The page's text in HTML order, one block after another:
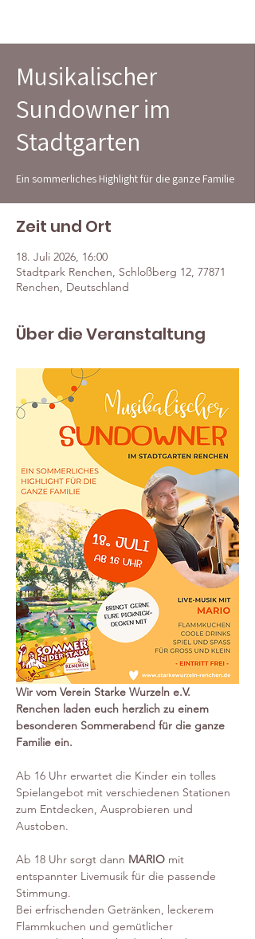
Musikalischer
Sundowner im
Stadtgarten
Ein sommerliches Highlight für die ganze Familie
Zeit und Ort
18. Juli 2026, 16:00
Stadtpark Renchen, Schloßberg 12, 77871
Renchen, Deutschland
Über die Veranstaltung
Wir vom Verein Starke Wurzeln e.V.
Renchen laden euch herzlich zu einem
besonderen Sommerabend für die ganze
Familie ein.
Ab 16 Uhr erwartet die Kinder ein tolles
Spielangebot mit verschiedenen Stationen
zum Entdecken, Ausprobieren und
Austoben.
Ab 18 Uhr sorgt dann MARIO mit
entspannter Livemusik für die passende
Stimmung.
Bei erfrischenden Getränken, leckerem
Flammkuchen und gemütlicher